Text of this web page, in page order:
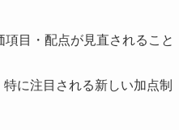
目・配点が見直されること
に注目される新しい加点制